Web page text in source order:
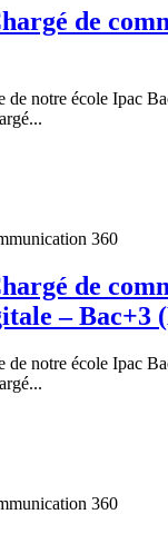
de
de notre école Ipac
360
de
– Bac+3
de notre école Ipac
360